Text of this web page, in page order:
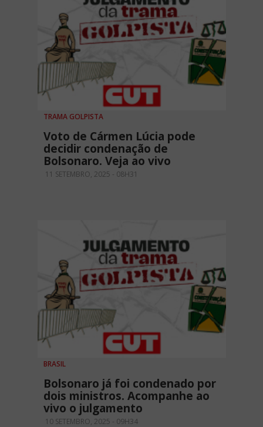
TRAMA GOLPISTA
Voto de Cármen Lúcia pode
decidir condenação de
Bolsonaro. Veja ao vivo
11 SETEMBRO, 2025 - 08H31
BRASIL
Bolsonaro já foi condenado por
dois ministros. Acompanhe ao
vivo o julgamento
10 SETEMBRO, 2025 - 09H34